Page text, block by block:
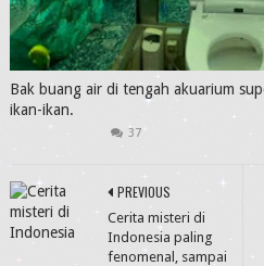
Bak buang air di tengah akuarium
ikan-ikan.
37
PREVIOUS
Cerita misteri di
Indonesia paling
fenomenal, sampai